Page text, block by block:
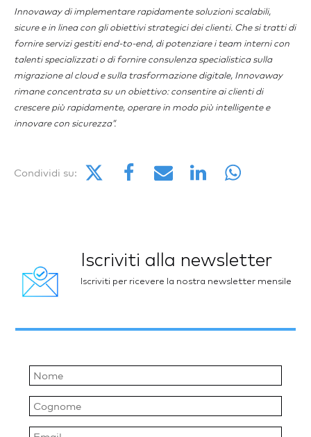
Innovaway di implementare rapidamente soluzioni scalabili,
sicure e in linea con gli obiettivi strategici dei clienti. Che si tratti di
fornire servizi gestiti end-to-end, di potenziare i team interni con
talenti specializzati o di fornire consulenza specialistica sulla
migrazione al cloud e sulla trasformazione digitale, Innovaway
rimane concentrata su un obiettivo: consentire ai clienti di
crescere più rapidamente, operare in modo più intelligente e
innovare con sicurezza”.
Condividi su:
Iscriviti alla newsletter
Iscriviti per ricevere la nostra newsletter mensile